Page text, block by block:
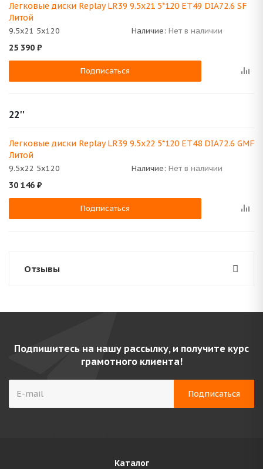
Легковые диски Replay LR39 9.5x21 5*120 ET49 DIA72.6 SF
Литой
9.5x21 5x120 Наличие: Нет в наличии
25 390 ₽
Подписаться
22''
Легковые диски Replay LR39 9.5x22 5*120 ET48 DIA72.6 GMF
Литой
9.5x22 5x120 Наличие: Нет в наличии
30 146 ₽
Подписаться
Отзывы
Подпишитесь на нашу рассылку, и получите курс
грамотного клиента!
Каталог